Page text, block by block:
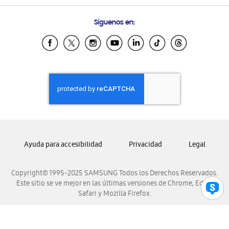
Samsung Ecuador
Samsung El Salvador
Samsung Honduras
Samsung Nicaragua
Samsung Panamá
Samsung Venezuela
Síguenos en:
Copyright© 1995-2025 SAMSUNG Todos los Derechos Reservados.
Este sitio se ve mejor en las últimas versiones de Chrome, Edge,
Safari y Mozilla Firefox.
Ayuda para accesibilidad Privacidad Legal